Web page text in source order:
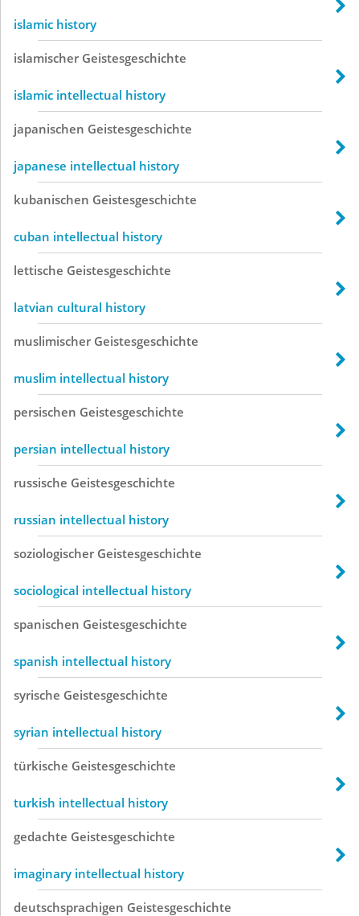
islamic history
islamischer Geistesgeschichte
islamic intellectual history
japanischen Geistesgeschichte
japanese intellectual history
kubanischen Geistesgeschichte
cuban intellectual history
lettische Geistesgeschichte
latvian cultural history
muslimischer Geistesgeschichte
muslim intellectual history
persischen Geistesgeschichte
persian intellectual history
russische Geistesgeschichte
russian intellectual history
soziologischer Geistesgeschichte
sociological intellectual history
spanischen Geistesgeschichte
spanish intellectual history
syrische Geistesgeschichte
syrian intellectual history
türkische Geistesgeschichte
turkish intellectual history
gedachte Geistesgeschichte
imaginary intellectual history
deutschsprachigen Geistesgeschichte